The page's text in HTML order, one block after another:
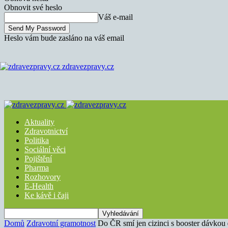
Obnovit své heslo
Váš e-mail
Heslo vám bude zasláno na váš email
zdravezpravy.cz
Aktuality
Zdravotnictví
Politika
Sociální věci
Pojištění
Pharma
Rozhovory
E-Health
Ke kávě i čaji
Domů Zdravotní gramotnost Do ČR smí jen cizinci s booster dávkou